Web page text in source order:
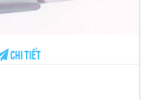
Chi tiết